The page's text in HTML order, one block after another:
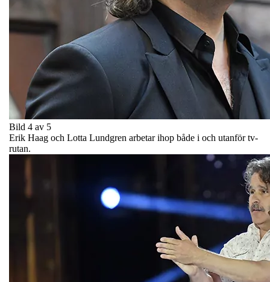
Bild 4 av 5
Erik Haag och Lotta Lundgren arbetar ihop både i och utanför tv-
rutan.